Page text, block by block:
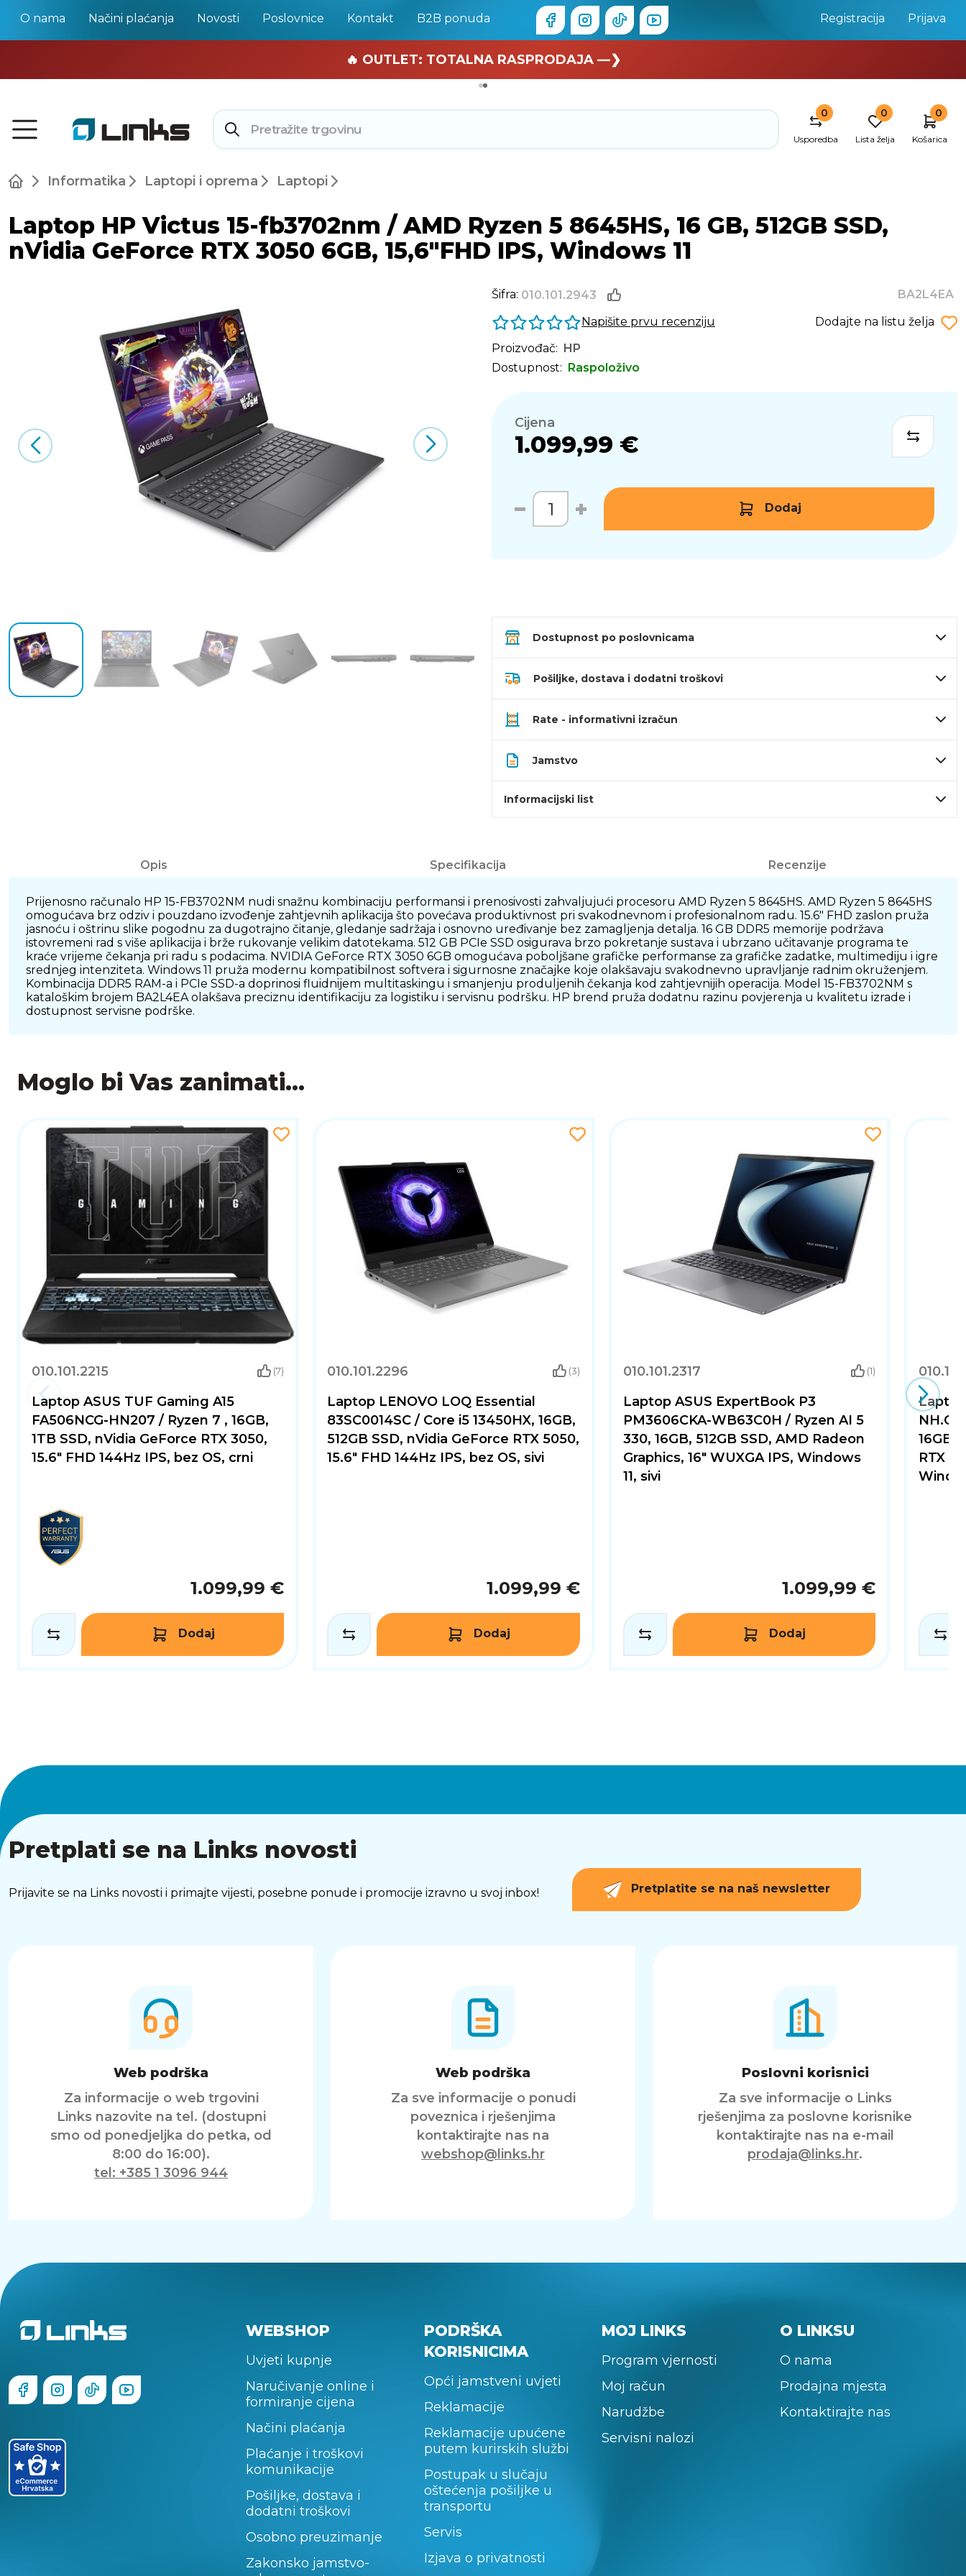
O nama Načini plaćanja Novosti Poslovnice Kontakt B2B ponuda Registracija Prijava
🏄 Zaslužuješ odmor —❯
🔥 OUTLET: TOTALNA RASPRODAJA —❯
0
Usporedba
0
Lista želja
0
Košarica
Informatika Laptopi i oprema Laptopi
Laptop HP Victus 15-fb3702nm / AMD Ryzen 5 8645HS, 16 GB, 512GB SSD,
nVidia GeForce RTX 3050 6GB, 15,6"FHD IPS, Windows 11
Šifra: 010.101.2943
BA2L4EA
Napišite prvu recenziju
Dodajte na listu želja
Proizvođač: HP
Dostupnost: Raspoloživo
Cijena
1.099,99 €
Dodaj
Dostupnost po poslovnicama
Pošiljke, dostava i dodatni troškovi
Rate - informativni izračun
Jamstvo
Informacijski list
Opis Specifikacija Recenzije
Prijenosno računalo HP 15-FB3702NM nudi snažnu kombinaciju performansi i prenosivosti zahvaljujući procesoru AMD Ryzen 5 8645HS. AMD Ryzen 5 8645HS
omogućava brz odziv i pouzdano izvođenje zahtjevnih aplikacija što povećava produktivnost pri svakodnevnom i profesionalnom radu. 15.6" FHD zaslon pruža
jasnoću i oštrinu slike pogodnu za dugotrajno čitanje, gledanje sadržaja i osnovno uređivanje bez zamagljenja detalja. 16 GB DDR5 memorije podržava
istovremeni rad s više aplikacija i brže rukovanje velikim datotekama. 512 GB PCIe SSD osigurava brzo pokretanje sustava i ubrzano učitavanje programa te
kraće vrijeme čekanja pri radu s podacima. NVIDIA GeForce RTX 3050 6GB omogućava poboljšane grafičke performanse za grafičke zadatke, multimediju i igre
srednjeg intenziteta. Windows 11 pruža modernu kompatibilnost softvera i sigurnosne značajke koje olakšavaju svakodnevno upravljanje radnim okruženjem.
Kombinacija DDR5 RAM-a i PCIe SSD-a doprinosi fluidnijem multitaskingu i smanjenju produljenih čekanja kod zahtjevnijih operacija. Model 15-FB3702NM s
kataloškim brojem BA2L4EA olakšava preciznu identifikaciju za logistiku i servisnu podršku. HP brend pruža dodatnu razinu povjerenja u kvalitetu izrade i
dostupnost servisne podrške.
Moglo bi Vas zanimati...
010.101.2215 (7)
Laptop ASUS TUF Gaming A15
FA506NCG-HN207 / Ryzen 7 , 16GB,
1TB SSD, nVidia GeForce RTX 3050,
15.6" FHD 144Hz IPS, bez OS, crni
1.099,99 €
Dodaj
010.101.2296 (3)
Laptop LENOVO LOQ Essential
83SC0014SC / Core i5 13450HX, 16GB,
512GB SSD, nVidia GeForce RTX 5050,
15.6" FHD 144Hz IPS, bez OS, sivi
1.099,99 €
Dodaj
010.101.2317 (1)
Laptop ASUS ExpertBook P3
PM3606CKA-WB63C0H / Ryzen AI 5
330, 16GB, 512GB SSD, AMD Radeon
Graphics, 16" WUXGA IPS, Windows
11, sivi
1.099,99 €
Dodaj
Laptop
16GB,
RTX
Pretplati se na Links novosti
Prijavite se na Links novosti i primajte vijesti, posebne ponude i promocije izravno u svoj inbox! Pretplatite se na naš newsletter
Web podrška
Za informacije o web trgovini
Links nazovite na tel. (dostupni
smo od ponedjeljka do petka, od
8:00 do 16:00).
tel: +385 1 3096 944
Web podrška
Za sve informacije o ponudi
poveznica i rješenjima
kontaktirajte nas na
webshop@links.hr
Poslovni korisnici
Za sve informacije o Links
rješenjima za poslovne korisnike
kontaktirajte nas na e-mail
prodaja@links.hr.
WEBSHOP
Uvjeti kupnje
Naručivanje online i
formiranje cijena
Načini plaćanja
Plaćanje i troškovi
komunikacije
Pošiljke, dostava i
dodatni troškovi
Osobno preuzimanje
Zakonsko jamstvo-
PODRŠKA
KORISNICIMA
Opći jamstveni uvjeti
Reklamacije
Reklamacije upućene
putem kurirskih službi
Postupak u slučaju
oštećenja pošiljke u
transportu
Servis
Izjava o privatnosti
MOJ LINKS
Program vjernosti
Moj račun
Narudžbe
Servisni nalozi
O LINKSU
O nama
Prodajna mjesta
Kontaktirajte nas